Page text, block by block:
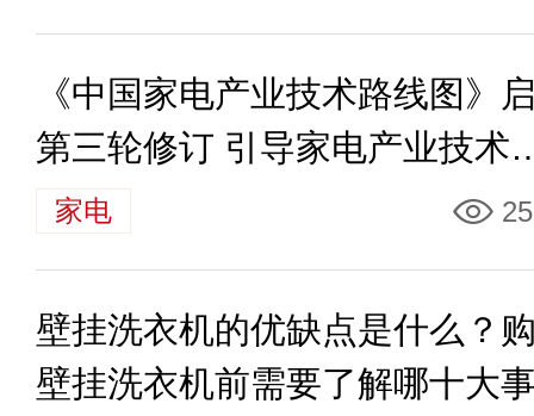
《中国家电产业技术路线图》
第三轮修订 引导家电产业技术
展方向
家电
壁挂洗衣机的优缺点是什么？
壁挂洗衣机前需要了解哪十大